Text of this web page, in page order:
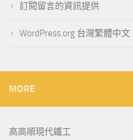
訂閱留言的資訊提供
WordPress.org 台灣繁體中文
MORE
高高順現代鐵工